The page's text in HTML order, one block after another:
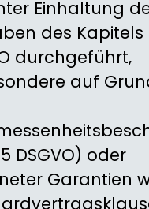
Einhaltung
des Kapitels
durchgeführt,
auf
DSGVO) oder
Garantien